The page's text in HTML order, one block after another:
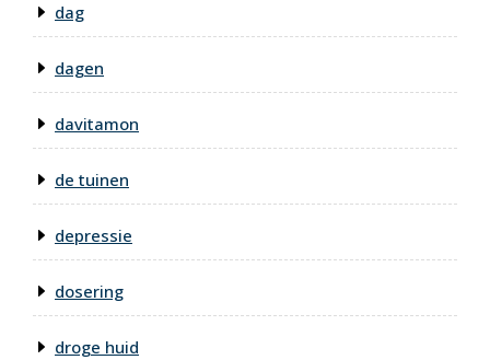
dag
dagen
davitamon
de tuinen
depressie
dosering
droge huid